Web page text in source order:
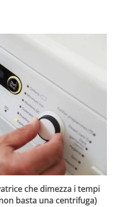
che dimezza i tempi
basta una centrifuga)